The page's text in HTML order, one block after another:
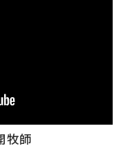
牧師